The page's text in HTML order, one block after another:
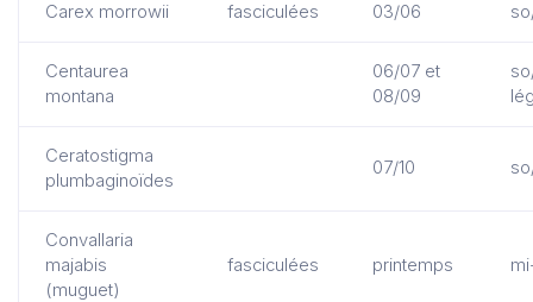
Carex morrowii fasciculées 03/06
Centaurea
montana
06/07 et
08/09
Ceratostigma
plumbaginoïdes
07/10
Convallaria
majabis
(muguet)
fasciculées printemps